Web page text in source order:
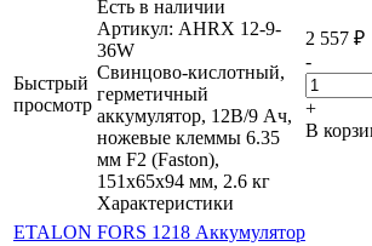
Быстрый
просмотр
Есть в наличии
Артикул: AHRX 12-9-
36W
Свинцово-кислотный,
герметичный
аккумулятор, 12В/9 Ач,
ножевые клеммы 6.35
мм F2 (Faston),
151х65х94 мм, 2.6 кг
Характеристики
2 557 ₽
-
+
В
ETALON FORS 1218 Аккумулятор